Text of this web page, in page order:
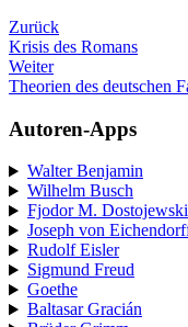
Zurück
Krisis des Romans
Weiter
Theorien des deutschen
Autoren-Apps
Walter Benjamin
Wilhelm Busch
Fjodor M. Dostojewski
Joseph von
Rudolf Eisler
Sigmund Freud
Goethe
Baltasar Gracián